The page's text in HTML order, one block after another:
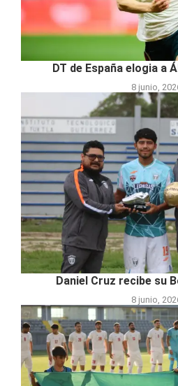
DT de España elogia a
8 junio,
Daniel Cruz recibe su
8 junio,